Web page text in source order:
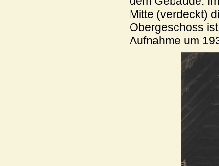
Mitte (verdeckt)
Obergeschoss
Aufnahme um